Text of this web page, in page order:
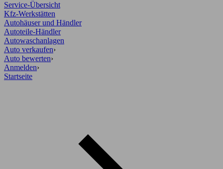
Service-Übersicht
Kfz-Werkstätten
Autohäuser und Händler
Autoteile-Händler
Autowaschanlagen
Auto verkaufen›
Auto bewerten›
Anmelden›
Startseite